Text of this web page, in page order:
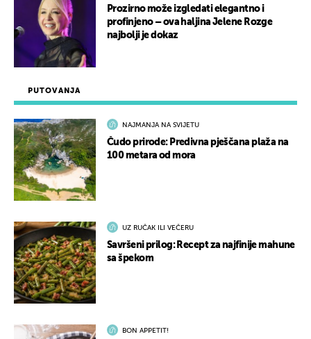
PUTOVANJA
NAJMANJA NA SVIJETU
Čudo prirode: Predivna pješčana plaža na
100 metara od mora
UZ RUČAK ILI VEČERU
Savršeni prilog: Recept za najfinije mahune
sa špekom
BON APPETIT!
Prozirno može izgledati elegantno i
profinjeno – ova haljina Jelene Rozge
najbolji je dokaz